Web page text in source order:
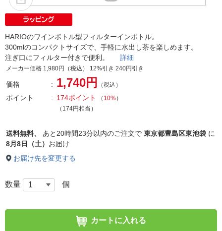
HARIOのワインボトル型フィルターインボトル。
300mlのコンパクトサイズで、手軽に水出し茶を楽しめます。
注ぎ口にフィルター付きで便利。 詳細
メーカー価格 1,980円（税込） 12%引き 240円引き
価格 1,740円 （税込）
ポイント 174ポイント （ 10%）
（174円相当）
送料無料、 あと 20時間23分以内のご注文で 東京都豊島区東池袋 に
8月8日（土） お届け
お届け先を変更する
数量 個
カートに入れる